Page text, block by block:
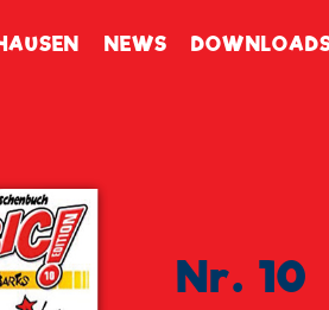
NEWS
Nr. 10